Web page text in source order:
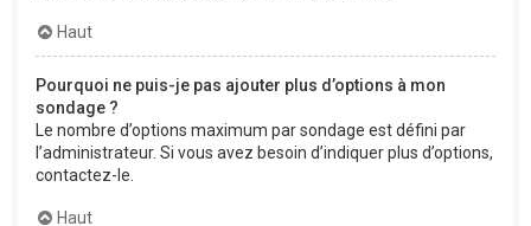
Haut
Pourquoi ne puis-je pas ajouter plus d’options à mon
sondage ?
Le nombre d’options maximum par sondage est défini par
l’administrateur. Si vous avez besoin d’indiquer plus d’options,
contactez-le.
Haut